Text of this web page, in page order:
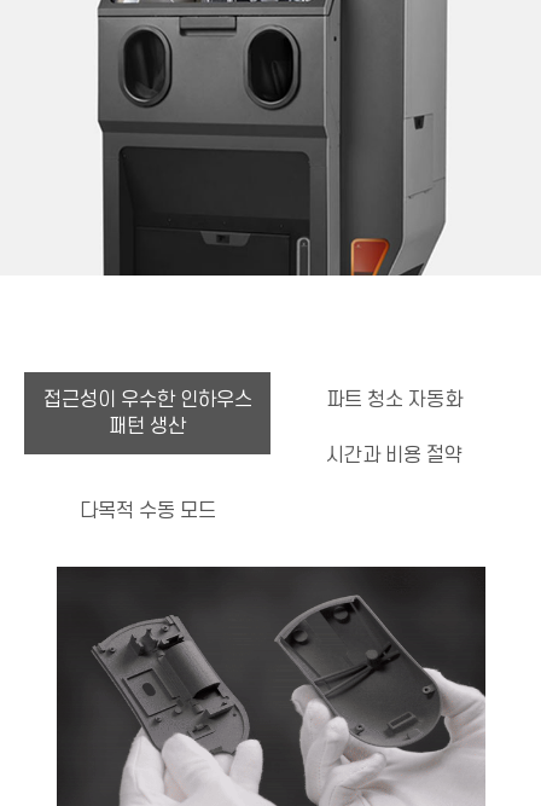
접근성이 우수한 인하우스
패턴 생산
파트 청소 자동화
시간과 비용 절약
다목적 수동 모드